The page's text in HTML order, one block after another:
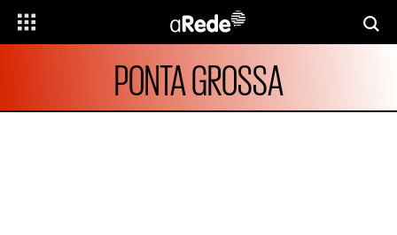
PONTA GROSSA